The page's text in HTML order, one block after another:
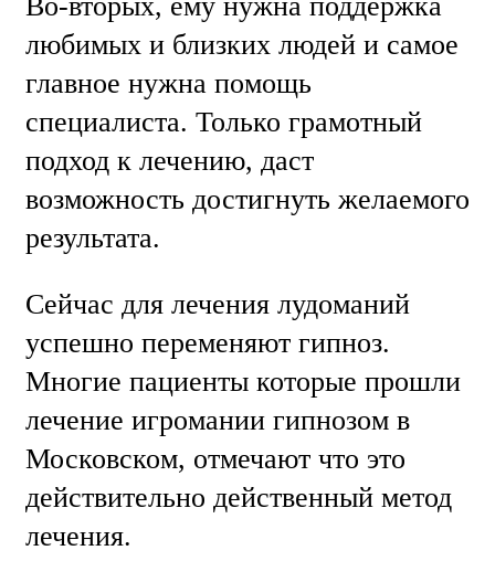
любимых и близких людей и самое
главное нужна помощь
специалиста. Только грамотный
подход к лечению, даст
возможность достигнуть желаемого
результата.
Сейчас для лечения лудоманий
успешно переменяют гипноз.
Многие пациенты которые прошли
лечение игромании гипнозом в
Московском, отмечают что это
действительно действенный метод
лечения.